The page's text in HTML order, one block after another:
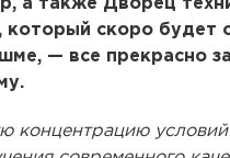
а также Дворец
который скоро будет
— все прекрасно
концентрацию